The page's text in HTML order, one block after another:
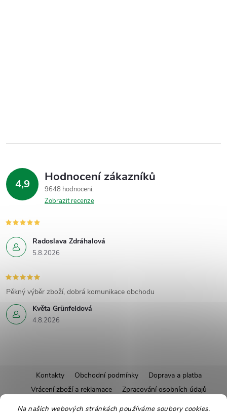
Na našich webových stránkách používáme soubory cookies.
4,9 Hodnocení zákazníků
9648 hodnocení
Zobrazit recenze
Radoslava Zdráhalová
5.8.2026
Květa Grünfeldová
4.8.2026
Pěkný výběr zboží, dobrá komunikace obchodu
á
Kontakty Obchodní podmínky
Doprava a platba
Vrácení zboží a reklamace
Zpracování osobních údajů
Pravidla soutěží
Affiliate program
Recepty